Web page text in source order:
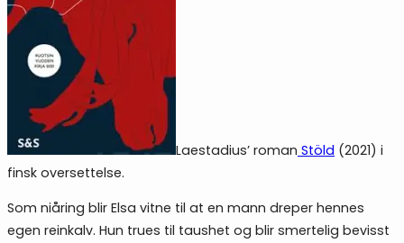
Laestadius’ roman Stöld (2021) i
finsk oversettelse.
Som niåring blir Elsa vitne til at en mann dreper hennes
egen reinkalv. Hun trues til taushet og blir smertelig bevisst